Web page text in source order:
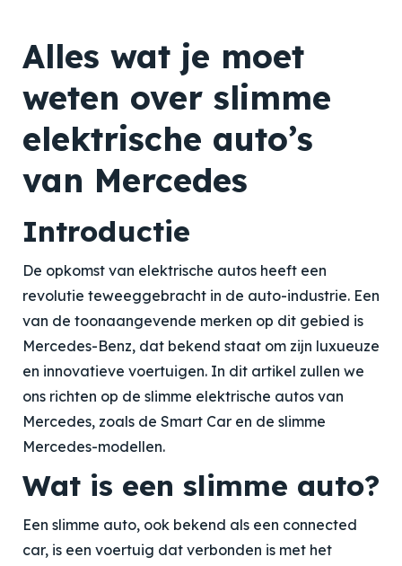
Alles wat je moet
weten over slimme
elektrische auto’s
van Mercedes
Introductie
De opkomst van elektrische autos heeft een
revolutie teweeggebracht in de auto-industrie. Een
van de toonaangevende merken op dit gebied is
Mercedes-Benz, dat bekend staat om zijn luxueuze
en innovatieve voertuigen. In dit artikel zullen we
ons richten op de slimme elektrische autos van
Mercedes, zoals de Smart Car en de slimme
Mercedes-modellen.
Wat is een slimme auto?
Een slimme auto, ook bekend als een connected
car, is een voertuig dat verbonden is met het